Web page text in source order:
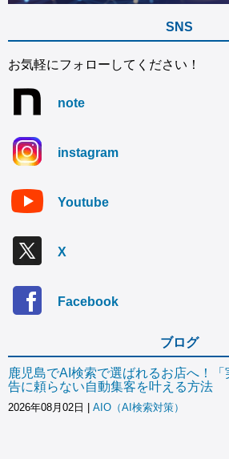
SNS
お気軽にフォローしてください！
note
instagram
Youtube
X
Facebook
ブログ
鹿児島でAI検索で選ばれるお店へ！
告に頼らない自動集客を叶える方法
2026年08月02日 AIO（AI検索対策）